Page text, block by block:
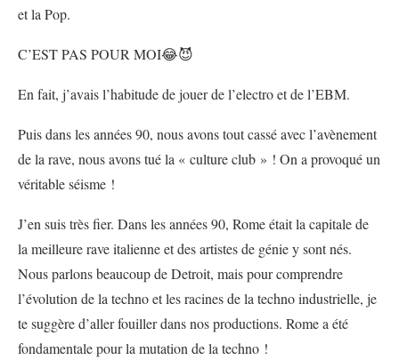
et la Pop.
C’EST PAS POUR MOI😂😈
En fait, j’avais l’habitude de jouer de l’electro et de l’EBM.
Puis dans les années 90, nous avons tout cassé avec l’avènement
de la rave, nous avons tué la « culture club » ! On a provoqué un
véritable séisme !
J’en suis très fier. Dans les années 90, Rome était la capitale de
la meilleure rave italienne et des artistes de génie y sont nés.
Nous parlons beaucoup de Detroit, mais pour comprendre
l’évolution de la techno et les racines de la techno industrielle, je
te suggère d’aller fouiller dans nos productions. Rome a été
fondamentale pour la mutation de la techno !